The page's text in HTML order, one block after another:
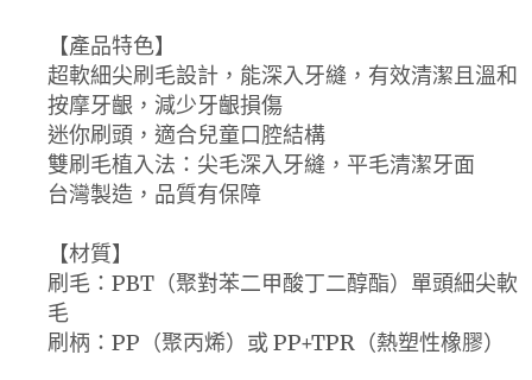
【產品特色】
超軟細尖刷毛設計，能深入牙縫，有效清潔且溫和
按摩牙齦，減少牙齦損傷
迷你刷頭，適合兒童口腔結構
雙刷毛植入法：尖毛深入牙縫，平毛清潔牙面
台灣製造，品質有保障
【材質】
刷毛：PBT（聚對苯二甲酸丁二醇酯）單頭細尖軟
毛
刷柄：PP（聚丙烯）或 PP+TPR（熱塑性橡膠）